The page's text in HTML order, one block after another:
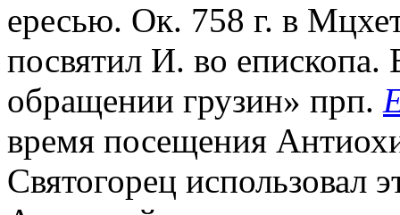
ересью. Ок. 758 г. в
посвятил И. во епископа.
обращении грузин» прп.
время посещения
Святогорец использовал